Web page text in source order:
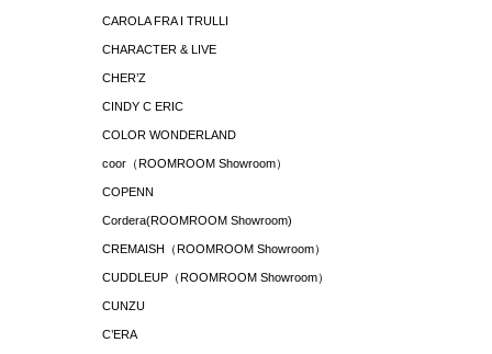
CAROLA FRA I TRULLI
CHARACTER & LIVE
CHER’Z
CINDY C ERIC
COLOR WONDERLAND
coor（ROOMROOM Showroom）
COPENN
Cordera(ROOMROOM Showroom)
CREMAISH（ROOMROOM Showroom）
CUDDLEUP（ROOMROOM Showroom）
CUNZU
C’ERA